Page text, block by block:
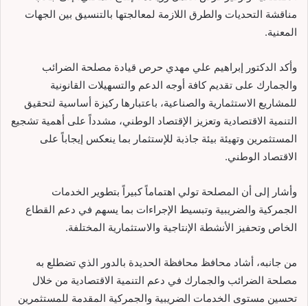
مناقشة التحديات والطرق اللازمة لمعالجتها بالتنسيق بين الجهات
المعنية.
وأكد الدكتور إبراهيم علي مهدي حرص قيادة مصلحة الضرائب
والجمارك على تقديم كافة أوجه الدعم والتسهيلات القانونية
للمشاريع الاستثمارية والصناعية، باعتبارها ركيزة أساسية لتحقيق
التنمية الاقتصادية وتعزيز الإقتصاد الوطني، مشدداً على أهمية تشجيع
المستثمرين وتهيئة بيئة جاذبة للإستثمار بما ينعكس إيجاباً على
الاقتصاد الوطني.
وأشار إلى أن المصلحة تولي اهتماماً كبيراً بتطوير الخدمات
الجمركية والضريبية وتبسيط الإجراءات بما يسهم في دعم القطاع
الخاص وتحفيز الأنشطة الإنتاجية والاستثمارية المختلفة.
من جانبه، أشاد محافظ محافظة الحديدة بالدور الذي تضطلع به
مصلحة الضرائب والجمارك في دعم التنمية الاقتصادية من خلال
تحسين مستوى الخدمات الضريبية والجمركية المقدمة للمستثمرين